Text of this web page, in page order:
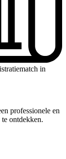
in
professionele en
ontdekken.